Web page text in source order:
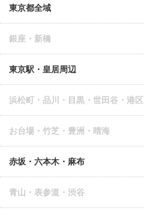
東京都全域
銀座・新橋
東京駅・皇居周辺
浜松町・品川・目黒・世田谷・港区
お台場・竹芝・豊洲・晴海
赤坂・六本木・麻布
青山・表参道・渋谷